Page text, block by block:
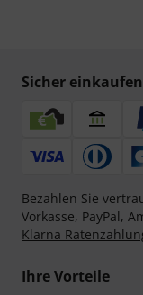
Sicher
Bezahlen Sie
Vorkasse, PayPal,
Klarna
Ihre Vorteile